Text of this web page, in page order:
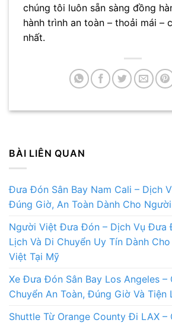
chúng tôi luôn sẵn sàng đồng
hành trình an toàn – thoải mái –
nhất.
BÀI LIÊN QUAN
Đưa Đón Sân Bay Nam Cali – Dịch
Đúng Giờ, An Toàn Dành Cho
Người Việt Đưa Đón – Dịch Vụ Đưa
Lịch Và Di Chuyển Uy Tín Dành
Việt Tại Mỹ
Xe Đưa Đón Sân Bay Los Angeles –
Chuyển An Toàn, Đúng Giờ Và Tiện
Shuttle Từ Orange County Đi LAX –